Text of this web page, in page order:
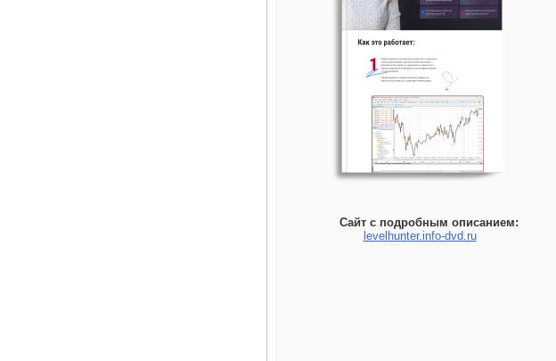
Сайт с подробным описанием:
levelhunter.info-dvd.ru